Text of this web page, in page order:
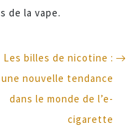
de la vape.
Les billes de nicotine :
une nouvelle tendance
dans le monde de l’e-
cigarette